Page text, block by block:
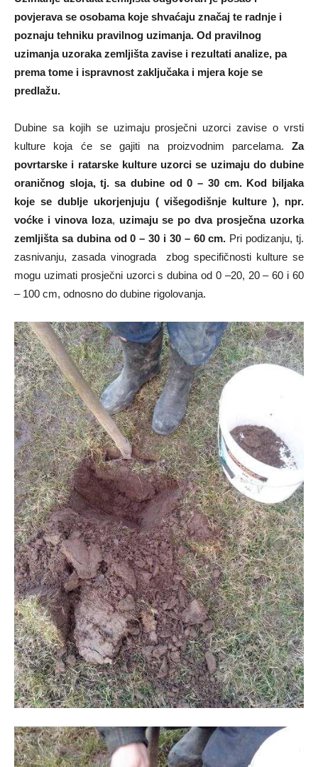
povjerava se osobama koje shvaćaju značaj te radnje i
poznaju tehniku pravilnog uzimanja. Od pravilnog
uzimanja uzoraka zemljištazavise i rezultati analize, pa
prema tome i ispravnost zaključaka i mjera koje se
predlažu.
Dubine sa kojih se uzimaju prosječni uzorci zavise o vrsti
kulture koja će se gajiti na proizvodnim parcelama. Za
povrtarske i ratarske kulture uzorci se uzimaju do dubine
oraničnog sloja, tj. sa dubine od 0 – 30 cm. Kod biljaka
koje se dublje ukorjenjuju ( višegodišnje kulture ), npr.
voćke i vinova loza, uzimaju se po dva prosječna uzorka
zemljišta sa dubina od 0 – 30 i 30 – 60 cm. Pri podizanju, tj.
zasnivanju, zasada vinograda zbog specifičnosti kulture se
mogu uzimati prosječni uzorci s dubina od 0 –20, 20 – 60 i 60
– 100 cm, odnosno do dubine rigolovanja.